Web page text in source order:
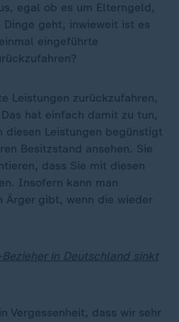
egal ob es um Elterngeld,
Dinge geht, inwieweit ist es
eingeführte
Leistungen zurückzufahren,
hat einfach damit zu tun,
diesen Leistungen begünstigt
Besitzstand ansehen. Sie
dass Sie mit diesen
Insofern kann man
Ärger gibt, wenn die wieder
in Deutschland sinkt
Vergessenheit, dass wir sehr